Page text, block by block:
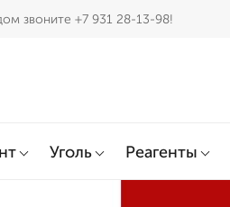
звоните +7 931 28-13-98!
Уголь Реагенты